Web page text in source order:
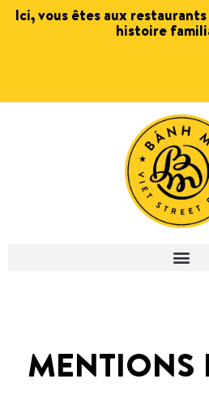
Ici, vous êtes aux
histoire
MENTIONS